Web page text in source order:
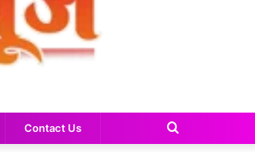
Contact Us
Search